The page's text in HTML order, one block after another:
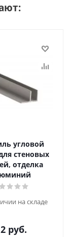
угловой
стеновых
отделка
на складе
руб.